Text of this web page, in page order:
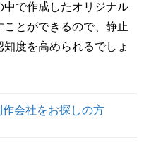
中で作成したオリジナル
とができるので、静止
度を高められるでしょ
会社をお探しの方